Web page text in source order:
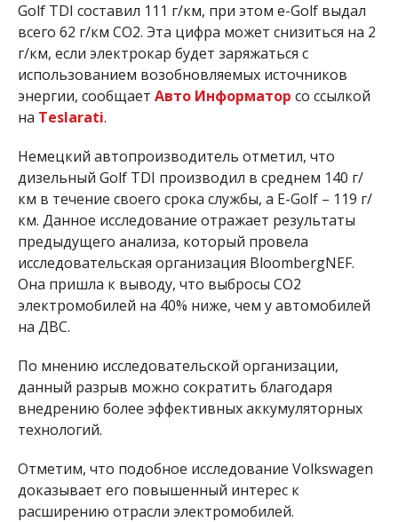
Golf TDI составил 111 г/км, при этом e-Golf выдал
всего 62 г/км CO2. Эта цифра может снизиться на 2
г/км, если электрокар будет заряжаться с
использованием возобновляемых источников
энергии, сообщает Авто Информатор со ссылкой
на Teslarati.
Немецкий автопроизводитель отметил, что
дизельный Golf TDI производил в среднем 140 г/
км в течение своего срока службы, а E-Golf – 119 г/
км. Данное исследование отражает результаты
предыдущего анализа, который провела
исследовательская организация BloombergNEF.
Она пришла к выводу, что выбросы СО2
электромобилей на 40% ниже, чем у автомобилей
на ДВС.
По мнению исследовательской организации,
данный разрыв можно сократить благодаря
внедрению более эффективных аккумуляторных
технологий.
Отметим, что подобное исследование Volkswagen
доказывает его повышенный интерес к
расширению отрасли электромобилей.